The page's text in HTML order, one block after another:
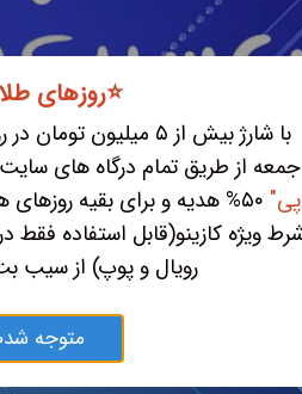
⭐️روزهای
با شارژ بیش از ۵
جمعه از طریق تمام درگاه های
پی"
رویال و پوپ) از سیب
متوجه